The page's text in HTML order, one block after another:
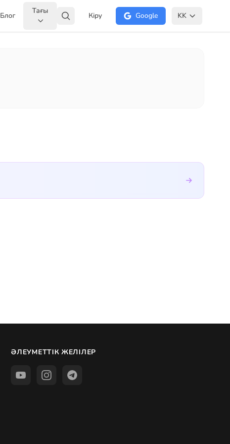
Блог
Тағы
Кіру Google KK
ӘЛЕУМЕТТІК ЖЕЛІЛЕР